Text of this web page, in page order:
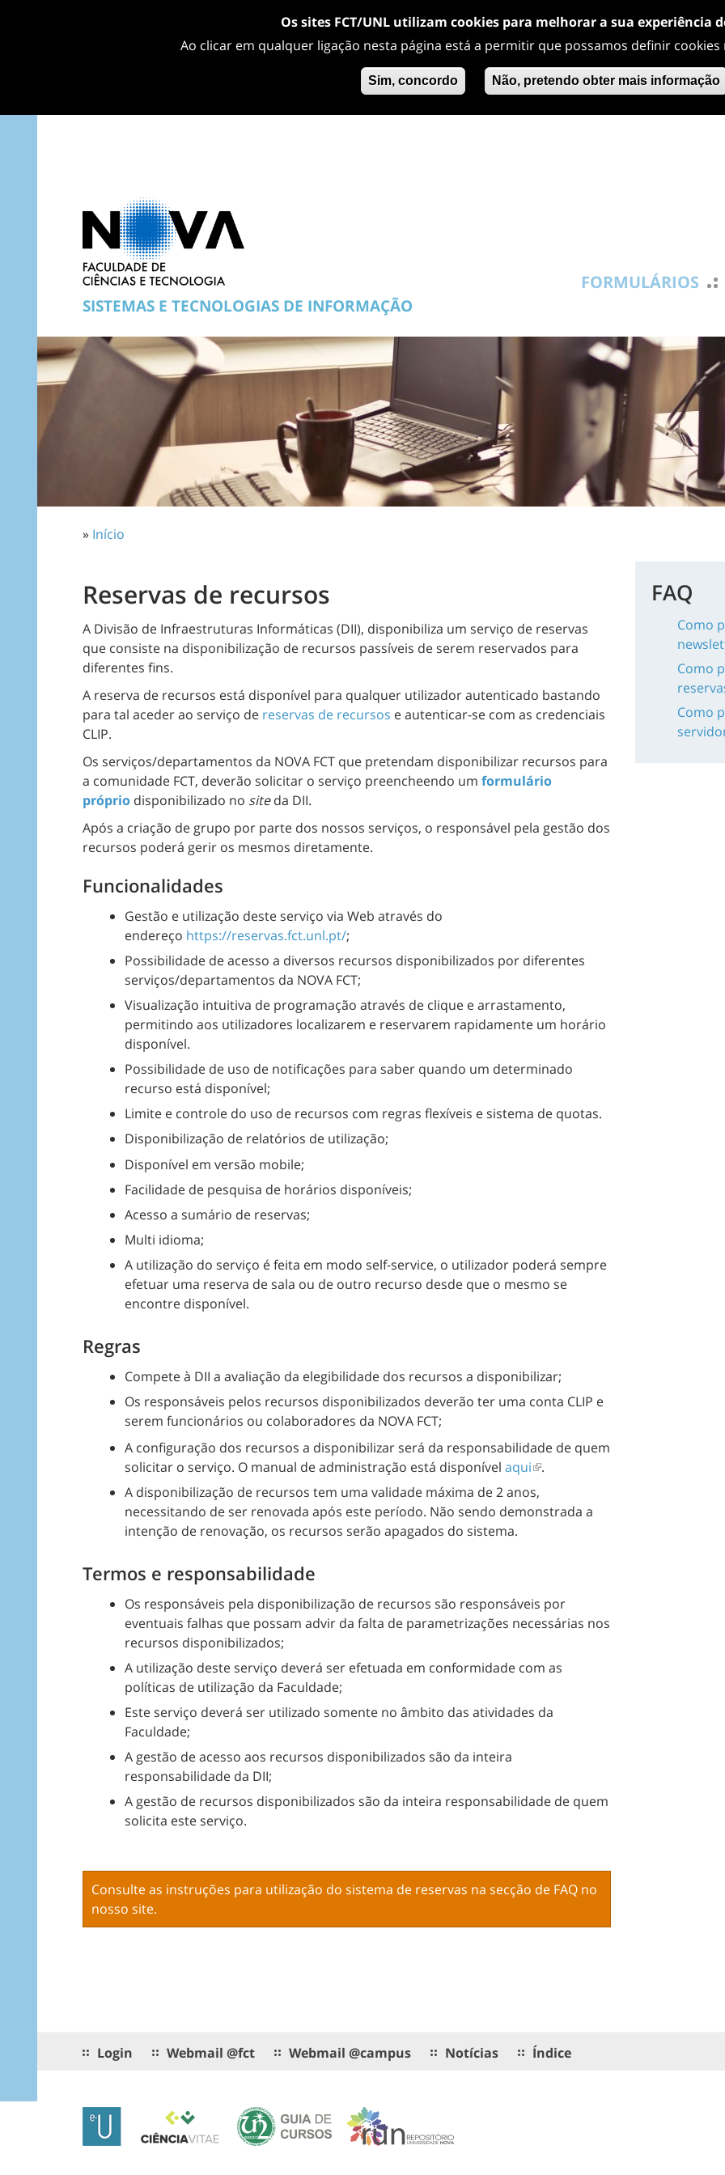
Os sites FCT/UNL utilizam cookies para melhorar a sua experiência
Ao clicar em qualquer ligação nesta página está a permitir que possamos definir
Sim, concordo Não, pretendo obter mais informação
SISTEMAS E TECNOLOGIAS DE INFORMAÇÃO
FORMULÁRIOS
» Início
Reservas de recursos
A Divisão de Infraestruturas Informáticas (DII), disponibiliza um serviço de reservas
que consiste na disponibilização de recursos passíveis de serem reservados para
diferentes fins.
A reserva de recursos está disponível para qualquer utilizador autenticado bastando
para tal aceder ao serviço de reservas de recursos e autenticar-se com as credenciais
CLIP.
Os serviços/departamentos da NOVA FCT que pretendam disponibilizar recursos para
a comunidade FCT, deverão solicitar o serviço preencheendo um formulário
próprio disponibilizado no siteda DII.
Após a criação de grupo por parte dos nossos serviços, o responsável pela gestão dos
recursos poderá gerir os mesmos diretamente.
Funcionalidades
Gestão e utilização deste serviço via Web através do
endereço https://reservas.fct.unl.pt/;
Possibilidade de acesso a diversos recursos disponibilizados por diferentes
serviços/departamentos da NOVA FCT;
Visualização intuitiva de programação através de clique e arrastamento,
permitindo aos utilizadores localizarem e reservarem rapidamente um horário
disponível.
Possibilidade de uso de notificações para saber quando um determinado
recurso está disponível;
Limite e controle do uso de recursos com regras flexíveis e sistema de quotas.
Disponibilização de relatórios de utilização;
Disponível em versão mobile;
Facilidade de pesquisa de horários disponíveis;
Acesso a sumário de reservas;
Multi idioma;
A utilização do serviço é feita em modo self-service, o utilizador poderá sempre
efetuar uma reserva de sala ou de outro recurso desde que o mesmo se
encontre disponível.
Regras
Compete à DII a avaliação da elegibilidade dos recursos a disponibilizar;
Os responsáveis pelos recursos disponibilizados deverão ter uma conta CLIP e
serem funcionários ou colaboradores da NOVA FCT;
A configuração dos recursos a disponibilizar será da responsabilidade de quem
solicitar o serviço. O manual de administração está disponível aqui
.
A disponibilização de recursos tem uma validade máxima de 2 anos,
necessitando de ser renovada após este período. Não sendo demonstrada a
intenção de renovação, os recursos serão apagados do sistema.
Termos e responsabilidade
Os responsáveis pela disponibilização de recursos são responsáveis por
eventuais falhas que possam advir da falta de parametrizações necessárias nos
recursos disponibilizados;
A utilização deste serviço deverá ser efetuada em conformidade com as
políticas de utilização da Faculdade;
Este serviço deverá ser utilizado somente no âmbito das atividades da
Faculdade;
A gestão de acesso aos recursos disponibilizados são da inteira
responsabilidade da DII;
A gestão de recursos disponibilizados são da inteira responsabilidade de quem
solicita este serviço.
Consulte as instruções para utilização do sistema de reservas na secção de FAQ no
nosso site.
FAQ
Como
Como
Como
Login Webmail @fct Webmail @campus Notícias Índice